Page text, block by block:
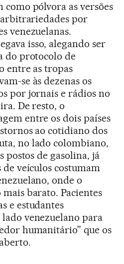
pólvora as versões
por
venezuelanas.
isso, alegando ser
do protocolo de
entre as tropas
se às dezenas os
por jornais e rádios no
De resto, o
entre os dois países
ao cotidiano dos
no lado colombiano,
postos de gasolina, já
veículos costumam
onde o
barato. Pacientes
e estudantes
venezuelano para
humanitário” que os